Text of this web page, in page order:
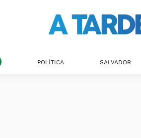
POLÍTICA SALVADOR